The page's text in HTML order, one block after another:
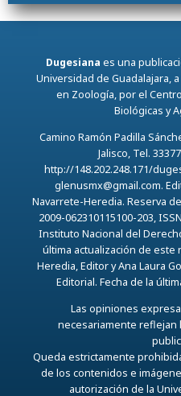
Dugesiana es una
Universidad de Guadalajara,
en Zoología, por el
Biológicas y
Camino Ramón Padilla
Jalisco, Tel.
http://148.202.248.171/
glenusmx@gmail.com.
Navarrete-Heredia. Reserva
2009-062310115100-203,
Instituto Nacional del
última actualización de este
Heredia, Editor y Ana Laura
Editorial. Fecha de la
Las opiniones
necesariamente reflejan
Queda estrictamente
de los contenidos e
autorización de la